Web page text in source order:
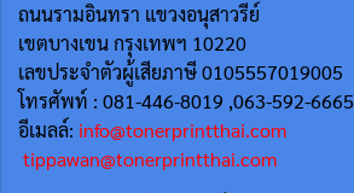
ถนนรามอินทรา แขวงอนุสาวรีย์
เขตบางเขน กรุงเทพฯ 10220
เลขประจำตัวผู้เสียภาษี 0105557019005
โทรศัพท์ : 081-446-8019 ,063-592-6665
อีเมลล์: info@tonerprintthai.com
tippawan@tonerprintthai.com